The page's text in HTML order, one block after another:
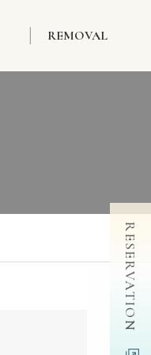
REMOVAL
RESERVATION